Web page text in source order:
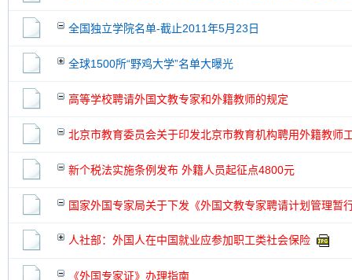
全国独立学院名单-截止2011年5月23日
全球1500所“野鸡大学”名单大曝光
高等学校聘请外国文教专家和外籍教师的规定
北京市教育委员会关于印发北京市教育机构聘用外籍教师
新个税法实施条例发布 外籍人员起征点4800元
国家外国专家局关于下发《外国文教专家聘请计划管理暂
人社部：外国人在中国就业应参加职工类社会保险
《外国专家证》办理指南